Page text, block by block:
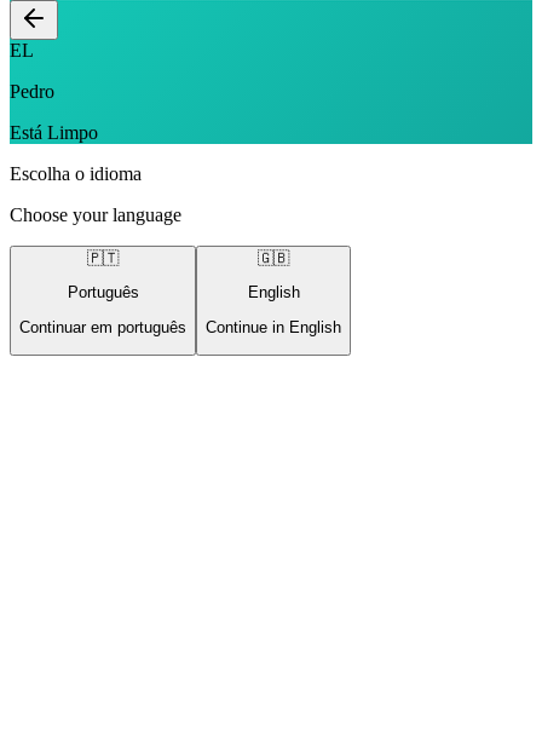
EL
Pedro
Está Limpo
Escolha o idioma
Choose your language
🇵🇹
Português
Continuar em português
🇬🇧
English
Continue in English